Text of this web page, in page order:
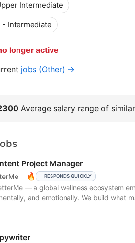
Intermediate
- Intermediate
longer active
jobs (Other) →
Average salary range of
Project Manager
🔥 RESPONDS QUICKLY
and emotionally. We build what